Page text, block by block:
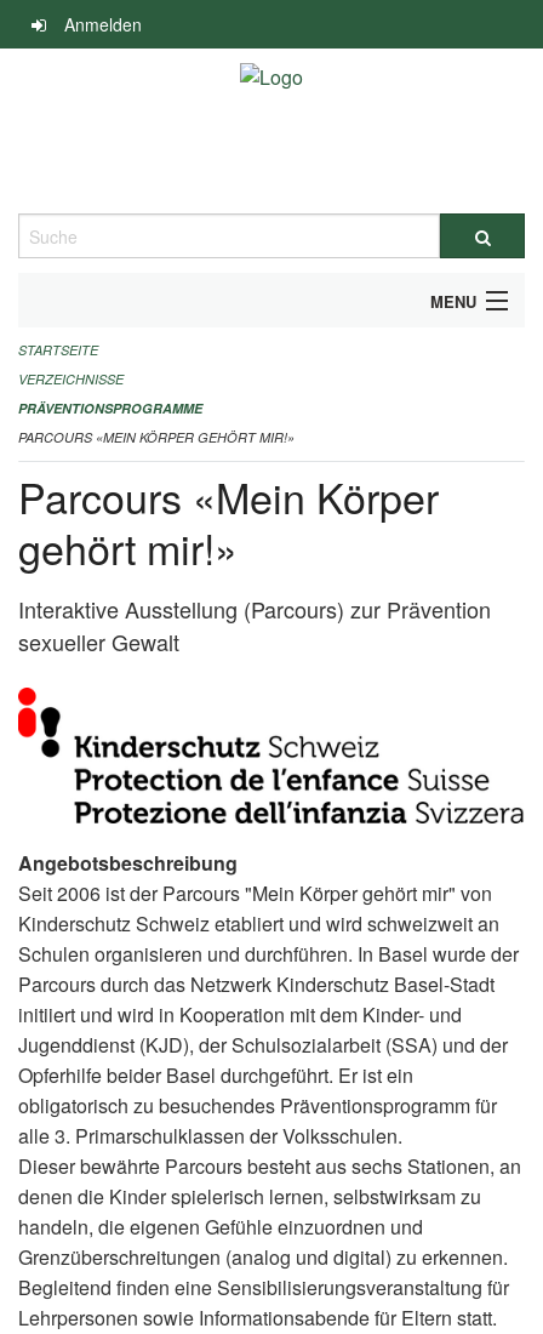
Navigation
überspringen
Anmelden
Suche
MENU
DURCHFÜHRUNG UND FINANZIERUNG
IMPRESSUM
STARTSEITE
VERZEICHNISSE
PRÄVENTIONSPROGRAMME
PARCOURS «MEIN KÖRPER GEHÖRT MIR!»
Parcours «Mein Körper
gehört mir!»
Interaktive Ausstellung (Parcours) zur Prävention
sexueller Gewalt
Angebotsbeschreibung
Seit 2006 ist der Parcours "Mein Körper gehört mir" von
Kinderschutz Schweiz etabliert und wird schweizweit an
Schulen organisieren und durchführen. In Basel wurde der
Parcours durch das Netzwerk Kinderschutz Basel-Stadt
initiiert und wird in Kooperation mit dem Kinder- und
Jugenddienst (KJD), der Schulsozialarbeit (SSA) und der
Opferhilfe beider Basel durchgeführt. Er ist ein
obligatorisch zu besuchendes Präventionsprogramm für
alle 3. Primarschulklassen der Volksschulen.
Dieser bewährte Parcours besteht aus sechs Stationen, an
denen die Kinder spielerisch lernen, selbstwirksam zu
handeln, die eigenen Gefühle einzuordnen und
Grenzüberschreitungen (analog und digital) zu erkennen.
Begleitend finden eine Sensibilisierungsveranstaltung für
Lehrpersonen sowie Informationsabende für Eltern statt.